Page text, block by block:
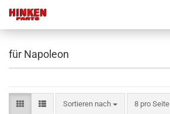
für Napoleon
Sortieren nach
Sortieren nach 8 pro Seite
pro Seite